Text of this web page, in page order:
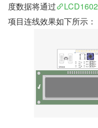
度数据将通过
LCD1602
项目连线效果如下所示：